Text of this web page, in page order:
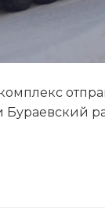
Бураевский